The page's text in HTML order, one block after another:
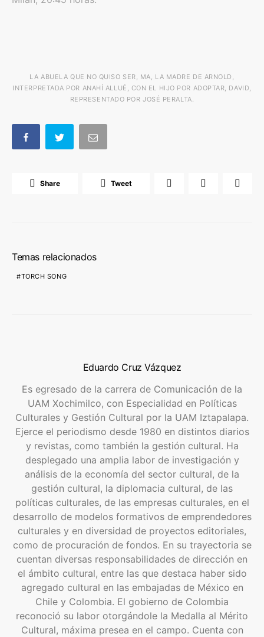
LA ABUELA QUE NO QUISO SER, MA, LA MADRE DE ARNOLD,
INTERPRETADA POR ANAHÍ ALLUÉ, CON EL HIJO POR ADOPTAR, DAVID,
REPRESENTADO POR JOSÉ PERALTA.
Share Tweet
Temas relacionados
TORCH SONG
Eduardo Cruz Vázquez
Es egresado de la carrera de Comunicación de la
UAM Xochimilco, con Especialidad en Políticas
Culturales y Gestión Cultural por la UAM Iztapalapa.
Ejerce el periodismo desde 1980 en distintos diarios
y revistas, como también la gestión cultural. Ha
desplegado una amplia labor de investigación y
análisis de la economía del sector cultural, de la
gestión cultural, la diplomacia cultural, de las
políticas culturales, de las empresas culturales, en el
desarrollo de modelos formativos de emprendedores
culturales y en diversidad de proyectos editoriales,
como de procuración de fondos. En su trayectoria se
cuentan diversas responsabilidades de dirección en
el ámbito cultural, entre las que destaca haber sido
agregado cultural en las embajadas de México en
Chile y Colombia. El gobierno de Colombia
reconoció su labor otorgándole la Medalla al Mérito
Cultural, máxima presea en el campo. Cuenta con